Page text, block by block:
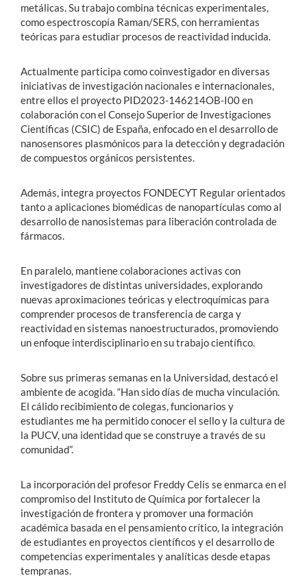
metálicas. Su trabajo combina técnicas experimentales,
como espectroscopía Raman/SERS, con herramientas
teóricas para estudiar procesos de reactividad inducida.
Actualmente participa como coinvestigador en diversas
iniciativas de investigación nacionales e internacionales,
entre ellos el proyecto PID2023-146214OB-I00 en
colaboración con el Consejo Superior de Investigaciones
Científicas (CSIC) de España, enfocado en el desarrollo de
nanosensores plasmónicos para la detección y degradación
de compuestos orgánicos persistentes.
Además, integra proyectos FONDECYT Regular orientados
tanto a aplicaciones biomédicas de nanopartículas como al
desarrollo de nanosistemas para liberación controlada de
fármacos.
En paralelo, mantiene colaboraciones activas con
investigadores de distintas universidades, explorando
nuevas aproximaciones teóricas y electroquímicas para
comprender procesos de transferencia de carga y
reactividad en sistemas nanoestructurados, promoviendo
un enfoque interdisciplinario en su trabajo científico.
Sobre sus primeras semanas en la Universidad, destacó el
ambiente de acogida. “Han sido días de mucha vinculación.
El cálido recibimiento de colegas, funcionarios y
estudiantes me ha permitido conocer el sello y la cultura de
la PUCV, una identidad que se construye a través de su
comunidad”.
La incorporación del profesor Freddy Celis se enmarca en el
compromiso del Instituto de Química por fortalecer la
investigación de frontera y promover una formación
académica basada en el pensamiento crítico, la integración
de estudiantes en proyectos científicos y el desarrollo de
competencias experimentales y analíticas desde etapas
tempranas.